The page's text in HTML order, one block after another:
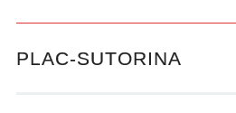
PLAC-SUTORINA